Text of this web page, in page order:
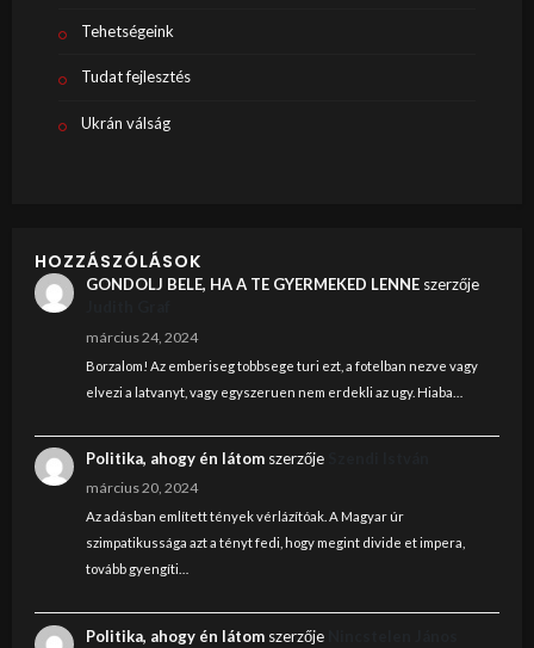
Tehetségeink
Tudat fejlesztés
Ukrán válság
HOZZÁSZÓLÁSOK
GONDOLJ BELE, HA A TE GYERMEKED LENNEszerzője
március 24, 2024
Borzalom! Az emberiseg tobbsege turi ezt, a fotelban nezve vagy
elvezi a latvanyt, vagy egyszeruen nem erdekli az ugy. Hiaba…
Politika, ahogy én látomszerzője
március 20, 2024
Az adásban említett tények vérlázítóak. A Magyar úr
szimpatikussága azt a tényt fedi, hogy megint divide et impera,
tovább gyengíti…
Politika, ahogy én látomszerzője